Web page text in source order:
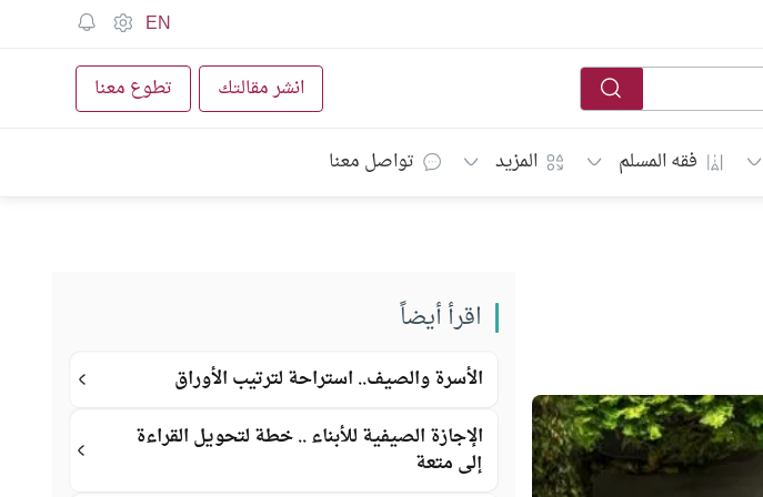
EN
انشر مقالتك تطوع معنا
فقه المسلم المزيد تواصل معنا
اقرأ أيضاً
الأسرة والصيف.. استراحة لترتيب الأوراق
الإجازة الصيفية للأبناء .. خطة لتحويل القراءة
إلى متعة